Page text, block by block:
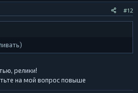
#12
релики!
на мой вопрос повыше